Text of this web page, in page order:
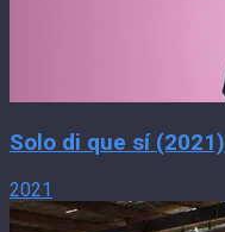
Solo di que sí (2021)
2021